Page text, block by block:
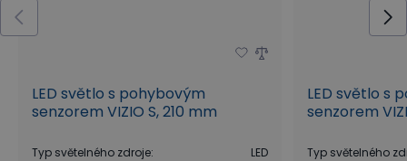
odkryté.
Do zakryté části snadno uložíte méně používané
dokumenty i kancelářské vybavení. Odkrytá část
může sloužit pro umístění nejen častěji používaných
dokumentů, ale i dekorací.Pojízdný systémje
zafrézovanýpřímo do korpusu, nenarušuje čistý
LED světlo s pohybovým
senzorem VIZIO S, 210 mm
Typ světelného zdroje:
LED
LED světlo s
senzorem
Typ světelného